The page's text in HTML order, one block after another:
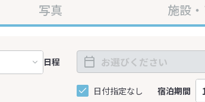
写真 施設
日程
日付指定なし 宿泊期間